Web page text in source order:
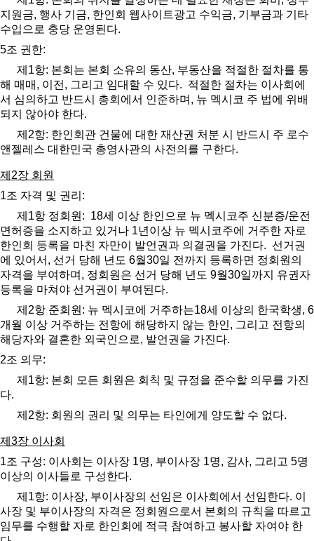
지원금, 행사 기금, 한인회 웹사이트광고 수익금, 기부금과 기타
수입으로 충당 운영된다.
5조 권한:
제 1항: 본회는 본회 소유의 동산, 부동산을 적절한 절차를 통
해 매매 , 이전 , 그리고 임대할 수 있다. 적절한 절차는 이사회에
서 심의하고 반드시 총회에서 인준하며 , 뉴 멕시코 주 법에 위배
되지 않아야 한다.
제 2항: 한인회관 건물에 대한 재산권 처분 시 반드시 주 로수
앤젤레스 대한민국 총영사관의 사전의를 구한다.
제 2장 회원
1조 자격 및 권리 :
제 1항 정회원 : 18세 이상 한인으로 뉴 멕시코주 신분증/운전
면허증을 소지하고 있거나 1년이상 뉴 멕시코주에 거주한 자로
한인회 등록을 마친 자만이 발언권과 의결권을 가진다. 선거권
에 있어서 , 선거 당해 년도 6월30일 전까지 등록하면 정회원의
자격을 부여하며 , 정회원은 선거 당해 년도 9월30일까지 유권자
등록을 마쳐야 선거권이 부여된다.
제 2항 준회원 : 뉴 멕시코에 거주하는18세 이상의 한국학생, 6
개월 이상 거주하는 전항에 해당하지 않는 한인, 그리고 전항의
해당자와 결혼한 외국인으로, 발언권을 가진다.
2조 의무:
제 1항: 본회 모든 회원은 회칙 및 규정을 준수할 의무를 가진
다.
제 2항: 회원의 권리 및 의무는 타인에게 양도할 수 없다.
제 3장 이사회
1조 구성: 이사회는 이사장 1명, 부이사장 1명, 감사, 그리고 5명
이상의 이사들로 구성한다.
제 1항: 이사장, 부이사장의 선임은 이사회에서 선임한다. 이
사장 및 부이사장의 자격은 정회원으로서 본회의 규칙을 따르고
임무를 수행할 자로 한인회에 적극 참여하고 봉사할 자여야 한